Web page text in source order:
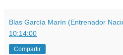
Blas García Marín (Entrenador
10:14:00
Compartir